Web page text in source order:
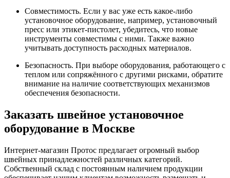
Совместимость. Если у вас уже есть какое-либо
установочное оборудование, например, установочный
пресс или этикет-пистолет, убедитесь, что новые
инструменты совместимы с ними. Также важно
учитывать доступность расходных материалов.
Безопасность. При выборе оборудования, работающего с
теплом или сопряжённого с другими рисками, обратите
внимание на наличие соответствующих механизмов
обеспечения безопасности.
Заказать швейное установочное
оборудование в Москве
Интернет-магазин Протос предлагает огромный выбор
швейных принадлежностей различных категорий.
Собственный склад с постоянным наличием продукции